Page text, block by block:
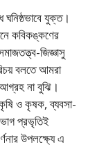
ঘনিষ্ঠভাবে যুক্ত।
কবিকঙ্কণের
জিজ্ঞাসু
বলতে আমরা
না বুঝি।
ও কৃষক, ব্যবসা-
প্রভৃতিই
উপলক্ষ্যে এ